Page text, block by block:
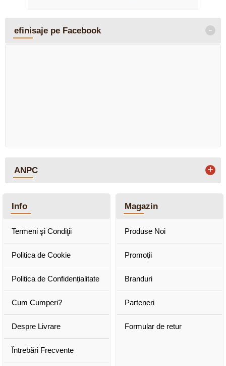
efinisaje pe Facebook -
ANPC +
Info
Termeni şi Condiţii
Politica de Cookie
Politica de Confidențialitate
Cum Cumperi?
Despre Livrare
Întrebări Frecvente
Magazin
Produse Noi
Promoții
Branduri
Parteneri
Formular de retur